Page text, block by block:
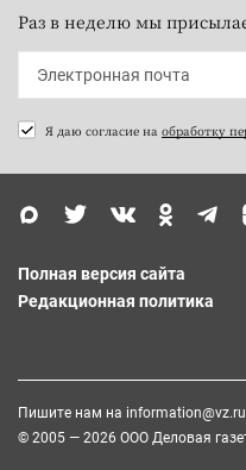
Раз в неделю мы
Я даю согласие на обработку
Полная версия сайта
Редакционная политика
Пишите нам на information@vz.ru
© 2005 — 2026 ООО Деловая